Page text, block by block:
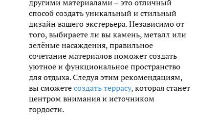
другими материалами – это отличный
способ создать уникальный и стильный
дизайн вашего экстерьера. Независимо от
того, выбираете ли вы камень, металл или
зелёные насаждения, правильное
сочетание материалов поможет создать
уютное и функциональное пространство
для отдыха. Следуя этим рекомендациям,
вы сможетесоздать террасу, которая станет
центром внимания и источником
гордости.